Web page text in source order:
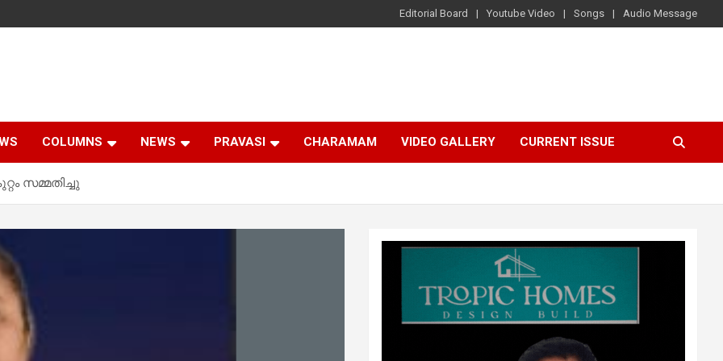
Editorial Board Youtube Video Songs Audio Message
COLUMNS NEWS PRAVASI CHARAMAM VIDEO GALLERY CURRENT ISSUE
സമ്മതിച്ചു